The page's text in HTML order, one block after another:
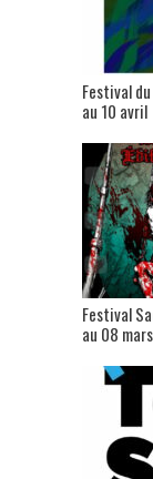
Festival
au 10 avril
Festival
au 08